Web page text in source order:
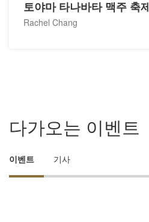
토야마 타나바타 맥주 축제
Rachel Chang
다가오는 이벤트
이벤트 기사